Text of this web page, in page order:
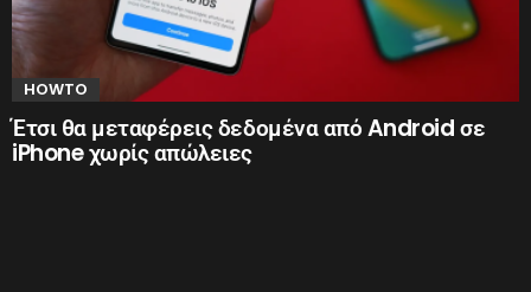
HOWTO
Έτσι θα μεταφέρεις δεδομένα από Android σε
iPhone χωρίς απώλειες